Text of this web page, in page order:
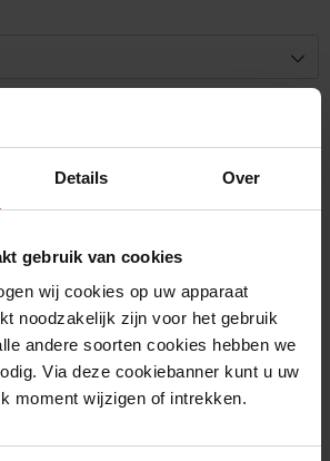
Details Over
gebruik van cookies
wij cookies op uw apparaat
noodzakelijk zijn voor het gebruik
andere soorten cookies hebben we
Via deze cookiebanner kunt u uw
moment wijzigen of intrekken.
aankoop van min. 35€.
winkelpunt
24u